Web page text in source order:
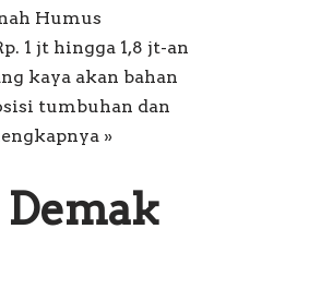
Humus
1 jt hingga 1,8 jt-an
kaya akan bahan
tumbuhan dan
»